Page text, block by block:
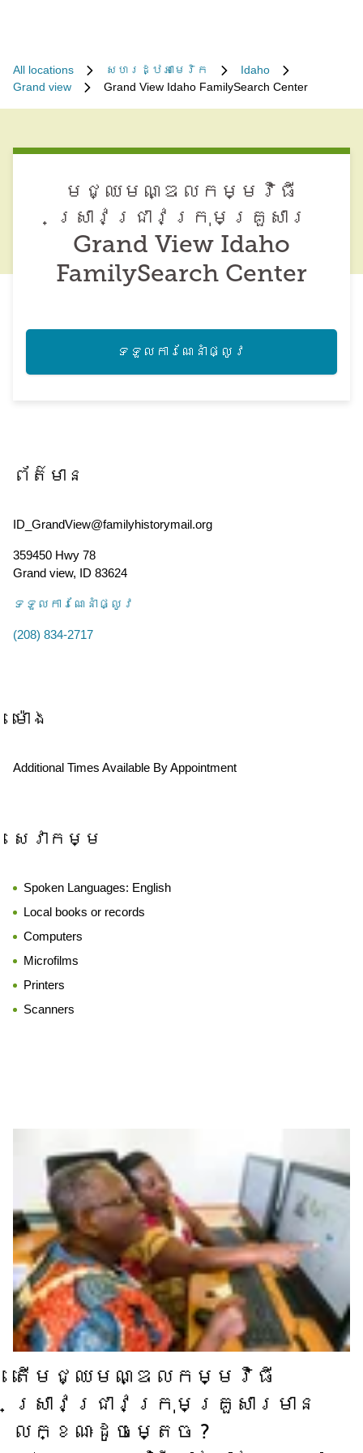
All locations សហរដ្ឋអាមេរិក
Idaho
Grand view
Grand View Idaho FamilySearch Center
មជ្ឈមណ្ឌល​កម្មវិធី​
ស្រាវជ្រាវ​ក្រុមគ្រួសារ
Grand View Idaho
FamilySearch Center
ទទួល​ការណែនាំ​ផ្លូវ
ព័ត៌មាន
ID_GrandView@familyhistorymail.org
359450 Hwy 78
Grand view, ID 83624
ទទួល​ការណែនាំ​ផ្លូវ
(208) 834-2717
ម៉ោង
Additional Times Available By Appointment
សេវាកម្ម
Spoken Languages: English
Local books or records
Computers
Microfilms
Printers
Scanners
តើ​មជ្ឈមណ្ឌល​កម្មវិធី​
ស្រាវជ្រាវ​ក្រុមគ្រួសារ​មាន​
លក្ខណៈ​ដូចម្តេច ?